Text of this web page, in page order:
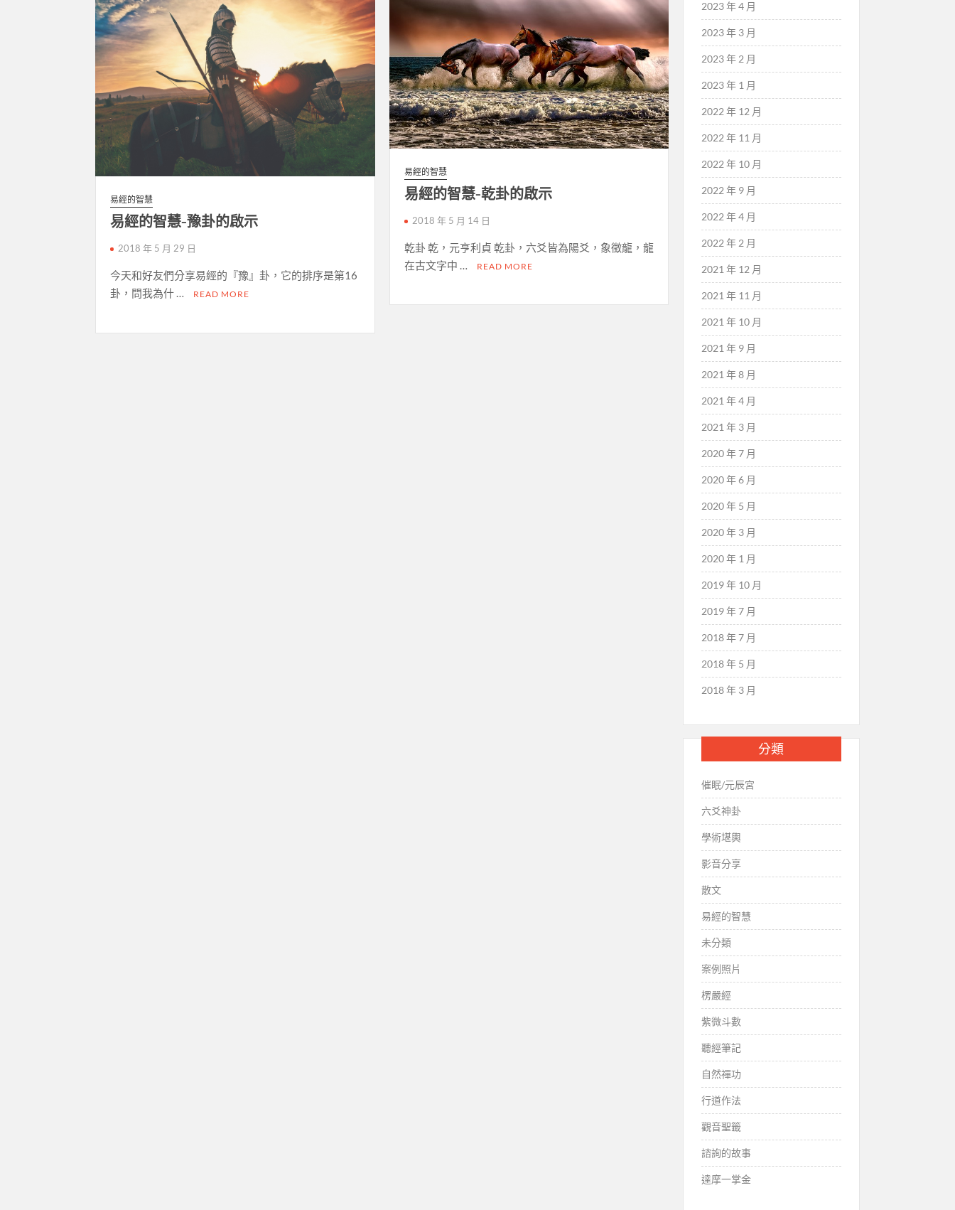
易經的智慧
易經的智慧-豫卦的啟示
2018 年 5 月 29 日
今天和好友們分享易經的『豫』卦，它的排序是第16
卦，問我為什 …
READ MORE
易經的智慧
易經的智慧-乾卦的啟示
2018 年 5 月 14 日
乾卦 乾，元亨利貞 乾卦，六爻皆為陽爻，象徵龍，龍
在古文字中 …
READ MORE
2023 年 4 月
2023 年 3 月
2023 年 2 月
2023 年 1 月
2022 年 12 月
2022 年 11 月
2022 年 10 月
2022 年 9 月
2022 年 4 月
2022 年 2 月
2021 年 12 月
2021 年 11 月
2021 年 10 月
2021 年 9 月
2021 年 8 月
2021 年 4 月
2021 年 3 月
2020 年 7 月
2020 年 6 月
2020 年 5 月
2020 年 3 月
2020 年 1 月
2019 年 10 月
2019 年 7 月
2018 年 7 月
2018 年 5 月
2018 年 3 月
分類
催眠/元辰宮
六爻神卦
學術堪輿
影音分享
散文
易經的智慧
未分類
案例照片
楞嚴經
紫微斗數
聽經筆記
自然禪功
行道作法
觀音聖籤
諮詢的故事
達摩一掌金